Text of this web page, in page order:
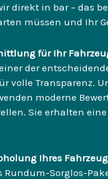
direkt in bar – das
müssen und Ihr
für Ihr
der
volle Transparenz.
moderne
Sie erhalten
Ihres
Rundum-Sorglos-